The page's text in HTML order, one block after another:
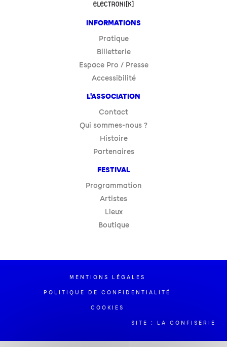
INFORMATIONS
Pratique
Billetterie
Espace Pro / Presse
Accessibilité
L'ASSOCIATION
Contact
Qui sommes-nous ?
Histoire
Partenaires
FESTIVAL
Programmation
Artistes
Lieux
Boutique
MENTIONS LÉGALES
POLITIQUE DE CONFIDENTIALITÉ
COOKIES
SITE : LA CONFISERIE